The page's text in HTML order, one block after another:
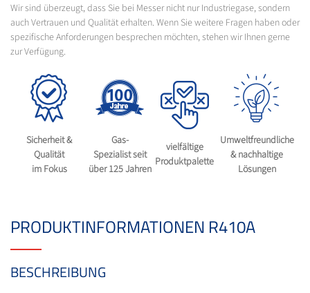
Wir sind überzeugt, dass Sie bei Messer nicht nur Industriegase, sondern
auch Vertrauen und Qualität erhalten. Wenn Sie weitere Fragen haben oder
spezifische Anforderungen besprechen möchten, stehen wir Ihnen gerne
zur Verfügung.
Sicherheit &
Qualität
im Fokus
Gas-
Spezialist seit
über 125 Jahren
vielfältige
Produktpalette
Umweltfreundliche
& nachhaltige
Lösungen
PRODUKTINFORMATIONEN R410A
BESCHREIBUNG